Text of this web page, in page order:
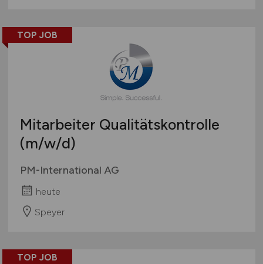
TOP JOB
Mitarbeiter Qualitätskontrolle
(m/w/d)
PM-International AG
heute
Speyer
TOP JOB